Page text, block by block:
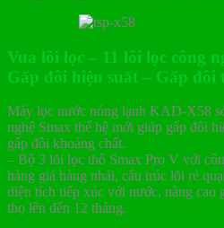
Vua lõi lọc – 11 lõi lọc công
Gấp đôi hiệu suất – Gấp đôi
Máy lọc nước nóng lạnh KAD-X58
nghệ Smax thế hệ mới giúp gấp đôi
gấp đôi khoáng chất.
– Bộ 3 lõi lọc thô Smax Pro V với
hàng giả hàng nhái, cấu trúc lõi rẻ
diện tích tiếp xúc với nước, nâng cao
thọ lên đến 12 tháng.